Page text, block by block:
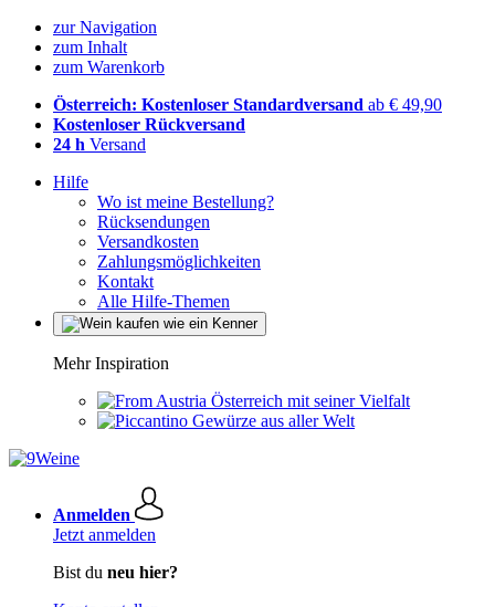
zur Navigation
zum Inhalt
zum Warenkorb
Österreich: Kostenloser Standardversand ab € 49,90
Kostenloser Rückversand
24 h Versand
Hilfe
Wo ist meine Bestellung?
Rücksendungen
Versandkosten
Zahlungsmöglichkeiten
Kontakt
Alle Hilfe-Themen
Mehr Inspiration
Österreich mit seiner Vielfalt
Gewürze aus aller Welt
Anmelden
Jetzt anmelden
Bist du neu hier?